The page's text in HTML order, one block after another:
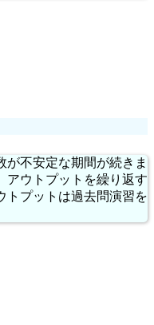
不安定な期間が続きま
アウトプットを繰り返す
トプットは過去問演習を